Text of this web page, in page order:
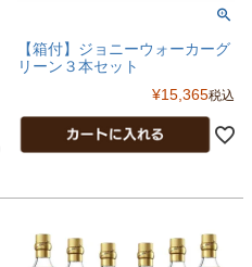
【箱付】ジョニーウォーカーグ
リーン３本セット
¥15,365税込